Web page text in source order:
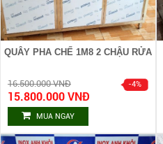
QUÂY PHA CHẾ 1M8 2 CHẬU RỬA
16.500.000 VNĐ
15.800.000 VNĐ
MUA NGAY